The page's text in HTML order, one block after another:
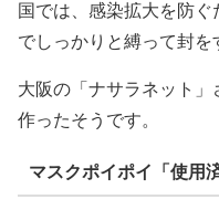
国では、感染拡大を防
でしっかりと縛って封を
大阪の「ナサラネット
作ったそうです。
マスクポイポイ「使用